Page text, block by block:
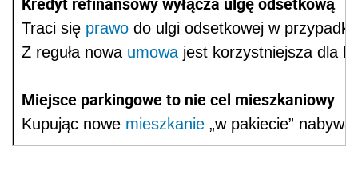
Traci się prawo do ulgi odsetkowej w
Z reguła nowa umowa jest korzystniejsza dla
Miejsce parkingowe to nie cel mieszkaniowy
Kupując nowe mieszkanie „w pakiecie”